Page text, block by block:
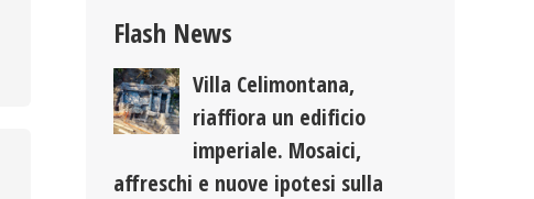
Flash News
Villa Celimontana,
riaffiora un edificio
imperiale. Mosaici,
affreschi e nuove ipotesi sulla